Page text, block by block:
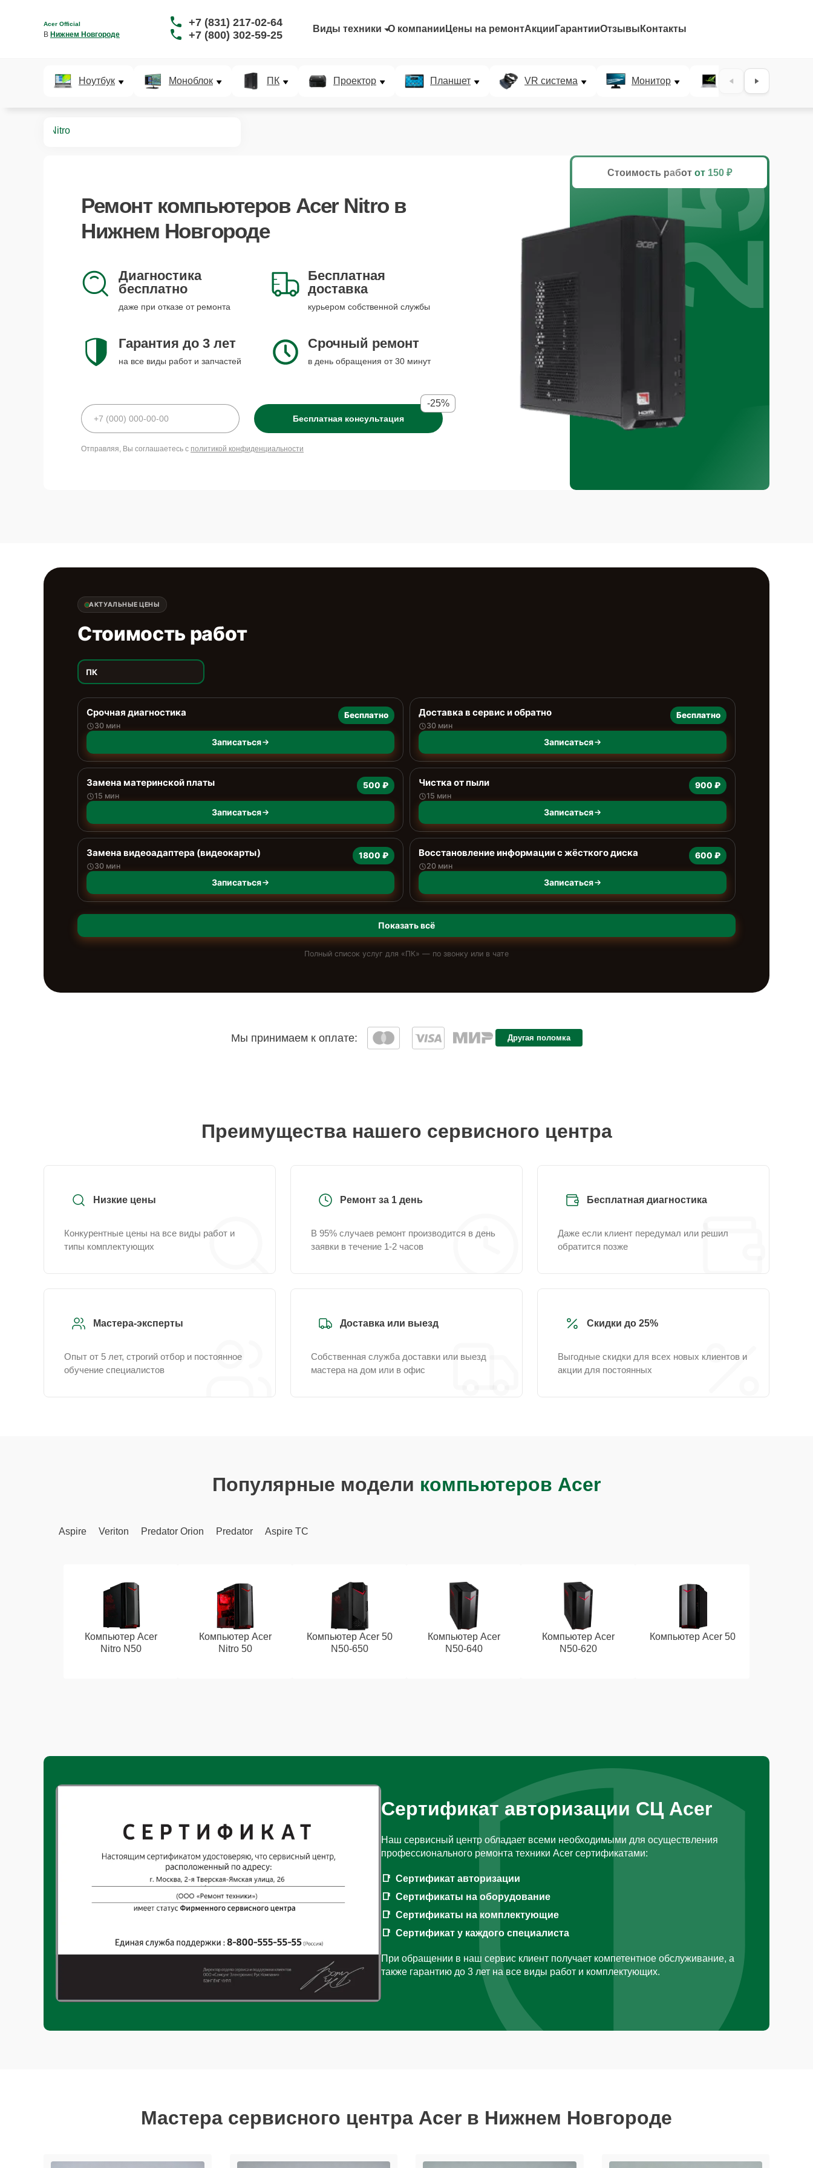
Acer Official
В Нижнем Новгороде
+7 (831) 217-02-64
+7 (800) 302-59-25
Виды техники О компании Цены на ремонтАкции ГарантииОтзывы Контакты
Ноутбук Моноблок ПК Проектор Планшет VR система Монитор Ультрабук
Nitro
Ремонт компьютеров Acer Nitro в
Нижнем Новгороде
Диагностика
бесплатно
даже при отказе от ремонта
Бесплатная
доставка
курьером собственной службы
Гарантия до 3 лет
на все виды работ и запчастей
Срочный ремонт
в день обращения от 30 минут
Бесплатная консультация
-25%
Отправляя, Вы соглашаетесь с политикой конфиденциальности
Стоимость работ от 150 ₽
25%
АКТУАЛЬНЫЕ ЦЕНЫ
Стоимость работ
ПК
Срочная диагностика
30 мин
Бесплатно
Записаться
Доставка в сервис и обратно
30 мин
Бесплатно
Записаться
Замена материнской платы
15 мин
500 ₽
Записаться
Чистка от пыли
15 мин
900 ₽
Записаться
Замена видеоадаптера (видеокарты)
30 мин
1800 ₽
Записаться
Восстановление информации с жёсткого диска
20 мин
600 ₽
Записаться
Показать всё
Полный список услуг для «ПК» — по звонку или в чате
Мы принимаем к оплате: Другая поломка
Преимущества нашего сервисного центра
Низкие цены
Конкурентные цены на все виды работ и
типы комплектующих
Ремонт за 1 день
В 95% случаев ремонт производится в день
заявки в течение 1-2 часов
Бесплатная диагностика
Даже если клиент передумал или решил
обратится позже
Мастера-эксперты
Опыт от 5 лет, строгий отбор и постоянное
обучение специалистов
Доставка или выезд
Собственная служба доставки или выезд
мастера на дом или в офис
Скидки до 25%
Выгодные скидки для всех новых клиентов и
акции для постоянных
Популярные модели компьютеров Acer
Aspire Veriton Predator Orion Predator Aspire TC
Компьютер Acer
Nitro N50
Компьютер Acer
Nitro 50
Компьютер Acer 50
N50-650
Компьютер Acer
N50-640
Компьютер Acer
N50-620
Компьютер Acer 50
Сертификат авторизации СЦ Acer
Наш сервисный центр обладает всеми необходимыми для осуществления
профессионального ремонта техники Acer сертификатами:
Сертификат авторизации
Сертификаты на оборудование
Сертификаты на комплектующие
Сертификат у каждого специалиста
При обращении в наш сервис клиент получает компетентное обслуживание, а
также гарантию до 3 лет на все виды работ и комплектующих.
Мастера сервисного центра Acer в Нижнем Новгороде